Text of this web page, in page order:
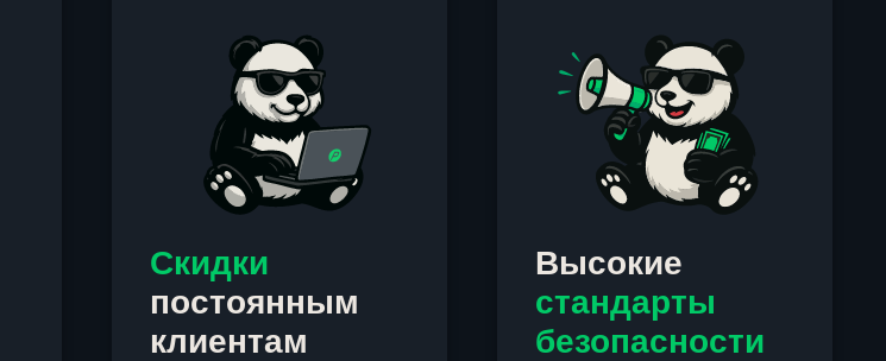
Скидки
постоянным
клиентам
Высокие
стандарты
безопасности